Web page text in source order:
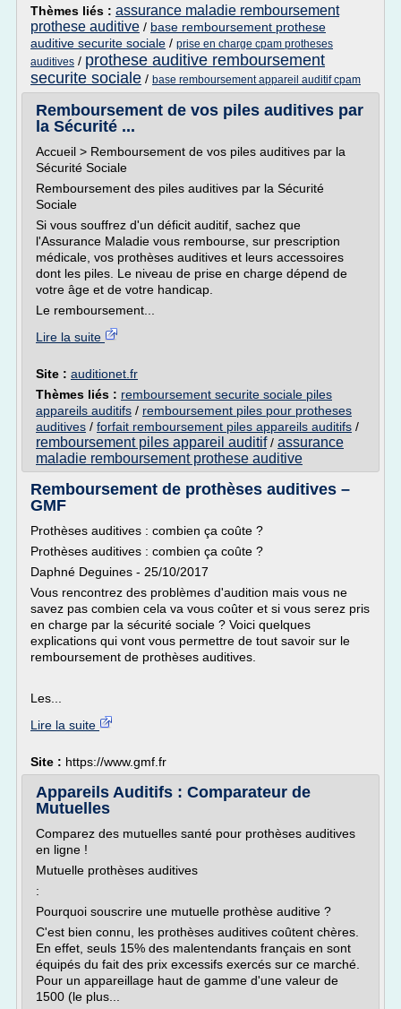
Thèmes liés : assurance maladie remboursement
prothese auditive / base remboursement prothese
auditive securite sociale / prise en charge cpam protheses
auditives / prothese auditive remboursement
securite sociale / base remboursement appareil auditif cpam
Remboursement de vos piles auditives par
la Sécurité ...
Accueil > Remboursement de vos piles auditives par la
Sécurité Sociale
Remboursement des piles auditives par la Sécurité
Sociale
Si vous souffrez d'un déficit auditif, sachez que
l'Assurance Maladie vous rembourse, sur prescription
médicale, vos prothèses auditives et leurs accessoires
dont les piles. Le niveau de prise en charge dépend de
votre âge et de votre handicap.
Le remboursement...
Lire la suite
Site : auditionet.fr
Thèmes liés : remboursement securite sociale piles
appareils auditifs / remboursement piles pour protheses
auditives / forfait remboursement piles appareils auditifs /
remboursement piles appareil auditif/ assurance
maladie remboursement prothese auditive
Remboursement de prothèses auditives –
GMF
Prothèses auditives : combien ça coûte ?
Prothèses auditives : combien ça coûte ?
Daphné Deguines - 25/10/2017
Vous rencontrez des problèmes d'audition mais vous ne
savez pas combien cela va vous coûter et si vous serez pris
en charge par la sécurité sociale ? Voici quelques
explications qui vont vous permettre de tout savoir sur le
remboursement de prothèses auditives.
Les...
Lire la suite
Site : https://www.gmf.fr
Appareils Auditifs : Comparateur de
Mutuelles
Comparez des mutuelles santé pour prothèses auditives
en ligne !
Mutuelle prothèses auditives
:
Pourquoi souscrire une mutuelle prothèse auditive ?
C'est bien connu, les prothèses auditives coûtent chères.
En effet, seuls 15% des malentendants français en sont
équipés du fait des prix excessifs exercés sur ce marché.
Pour un appareillage haut de gamme d'une valeur de
1500 (le plus...